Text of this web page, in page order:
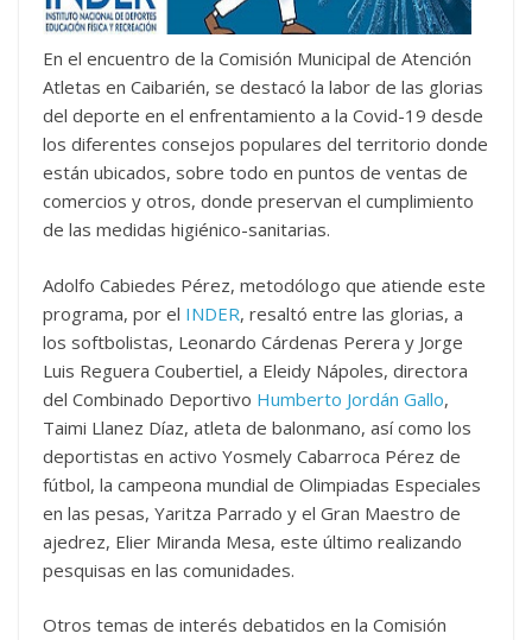
En el encuentro de la Comisión Municipal de Atención
Atletas en Caibarién, se destacó la labor de las glorias
del deporte en el enfrentamiento a la Covid-19 desde
los diferentes consejos populares del territorio donde
están ubicados, sobre todo en puntos de ventas de
comercios y otros, donde preservan el cumplimiento
de las medidas higiénico-sanitarias.
Adolfo Cabiedes Pérez, metodólogo que atiende este
programa, por el INDER, resaltó entre las glorias, a
los softbolistas, Leonardo Cárdenas Perera y Jorge
Luis Reguera Coubertiel, a Eleidy Nápoles, directora
del Combinado Deportivo Humberto Jordán Gallo,
Taimi Llanez Díaz, atleta de balonmano, así como los
deportistas en activo Yosmely Cabarroca Pérez de
fútbol, la campeona mundial de Olimpiadas Especiales
en las pesas, Yaritza Parrado y el Gran Maestro de
ajedrez, Elier Miranda Mesa, este último realizando
pesquisas en las comunidades.
Otros temas de interés debatidos en la Comisión